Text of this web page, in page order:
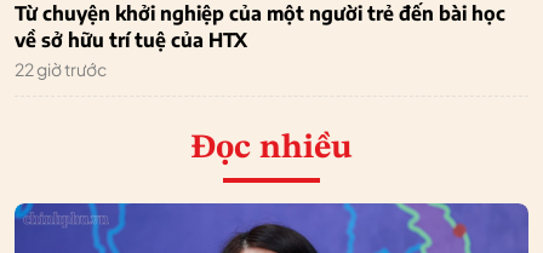
Từ chuyện khởi nghiệp của một người trẻ đến bài học
về sở hữu trí tuệ của HTX
22 giờ trước
Đọc nhiều